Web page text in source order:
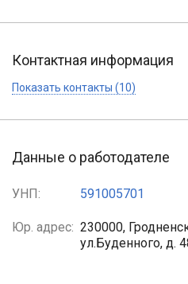
Контактная информация
Показать контакты (10)
Данные о работодателе
УНП: 591005701
Юр. адрес: 230000,
ул.Буденного, д.